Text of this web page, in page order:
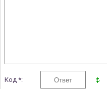
Код *: